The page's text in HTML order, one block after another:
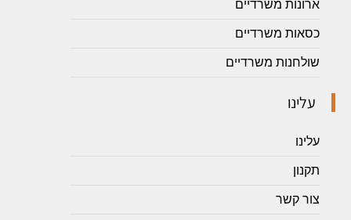
ארונות משרדיים
כסאות משרדיים
שולחנות משרדיים
עלינו
עלינו
תקנון
צור קשר